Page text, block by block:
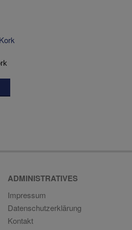
ADMINISTRATIVES
Impressum
Datenschutzerklärung
Kontakt